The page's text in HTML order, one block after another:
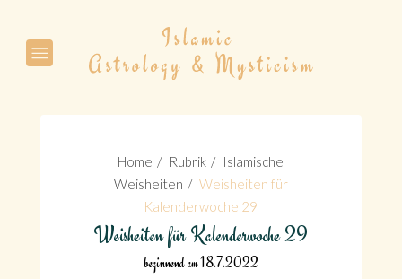
Home Rubrik
Islamische
Weisheiten
Weisheiten für
Kalenderwoche 29
Weisheiten für Kalenderwoche 29
beginnend am 18.7.2022